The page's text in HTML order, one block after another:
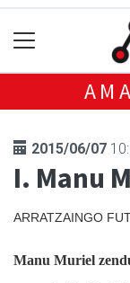
2015/06/07
I. Manu
ARRATZAINGO
Manu Muriel